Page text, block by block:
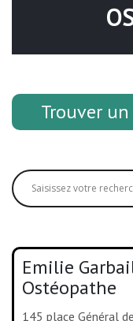
Trouver
Emilie
Ostéopathe
145 place Général